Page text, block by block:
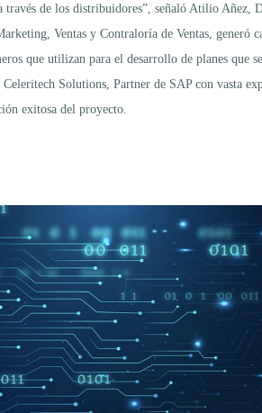
de los distribuidores”, señaló Atilio
Ventas y Contraloría de Ventas, generó
utilizan para el desarrollo de planes que
Solutions, Partner de SAP con vasta
exitosa del proyecto.